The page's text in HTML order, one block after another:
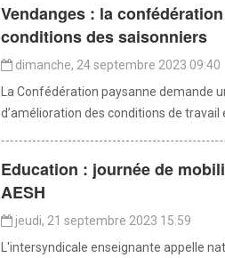
Vendanges : la
conditions des saisonniers
dimanche, 24 septembre 2023 09:40
La Confédération paysanne demande
d’amélioration des conditions de travail
Education : journée de
AESH
jeudi, 21 septembre 2023 15:59
L'intersyndicale enseignante appelle